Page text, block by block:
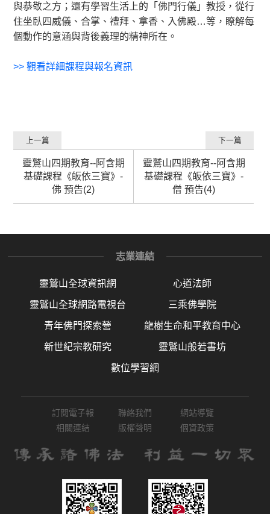
與恭敬之方；還有學習生活上的「佛門行儀」教授，從行
住坐臥四威儀、合掌、禮拜、拿香、入佛殿…等，瞭解每
個動作的意涵與背後義理的精神所在。
>> 觀看詳細課程與報名資訊
靈鷲山四期教育--阿含期
基礎課程《皈依三寶》-
佛 預告(2)
上一篇
靈鷲山四期教育--阿含期
基礎課程《皈依三寶》-
僧 預告(4)
下一篇
志業連結
靈鷲山全球資訊網 心道法師
靈鷲山全球網路電視台 三乘佛學院
青年佛門探索營 龍樹生命和平教育中心
新世紀宗教研究 靈鷲山般若書坊
數位學習網
訂閱電子報 聯絡我們
網站導覽
相關連結
版權聲明 個資政策